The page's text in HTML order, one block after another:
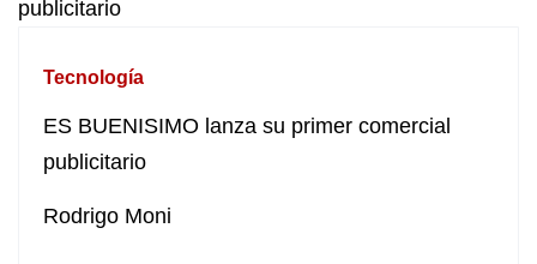
Tecnología
ES BUENISIMO lanza su primer comercial
publicitario
Rodrigo Moni